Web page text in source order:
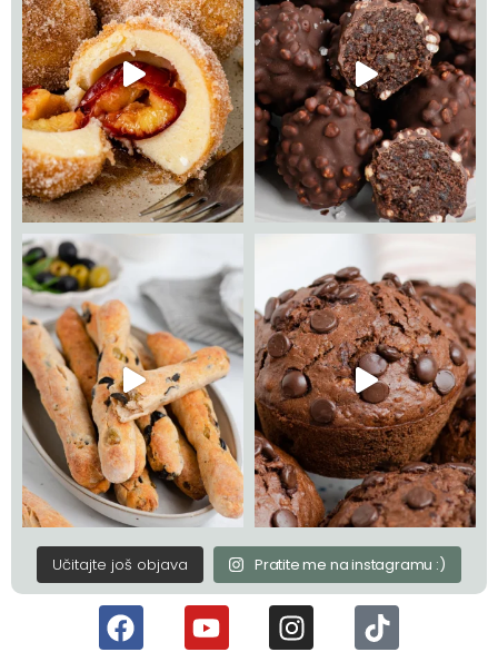
Učitajte još objava Pratite me na instagramu :)